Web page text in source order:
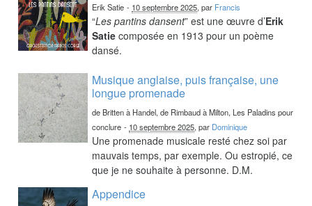
Erik Satie - 10 septembre 2025, par Francis
“Les pantins dansent” est une œuvre d’Erik
Satie composée en 1913 pour un poème
dansé.
Musique anglaise, puis française, une
longue promenade
de Britten à Handel, de Rimbaud à Milton, Les Paladins pour
conclure - 10 septembre 2025, par Dominique
Une promenade musicale resté chez soi par
mauvais temps, par exemple. Ou estropié, ce
que je ne souhaite à personne. D.M.
Appendice